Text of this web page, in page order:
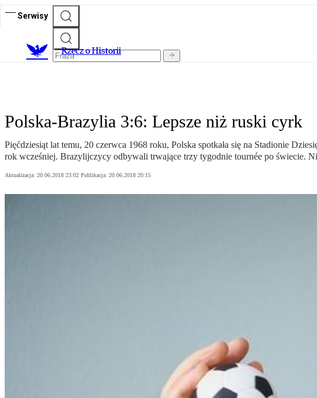
Serwisy
Rzecz o Historii
Polska-Brazylia 3:6: Lepsze niż ruski cyrk
Pięćdziesiąt lat temu, 20 czerwca 1968 roku, Polska spotkała się na Stadionie
rok wcześniej. Brazylijczycy odbywali trwające trzy tygodnie tournée po świecie.
Aktualizacja: 20.06.2018 23:02 Publikacja: 20.06.2018 20:15